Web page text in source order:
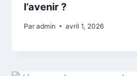
l’avenir ?
Paradmin avril 1, 2026